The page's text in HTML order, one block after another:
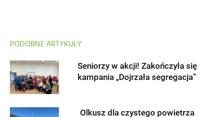
PODOBNE ARTYKUŁY
Seniorzy w akcji! Zakończyła się
kampania „Dojrzała segregacja”
Olkusz dla czystego powietrza